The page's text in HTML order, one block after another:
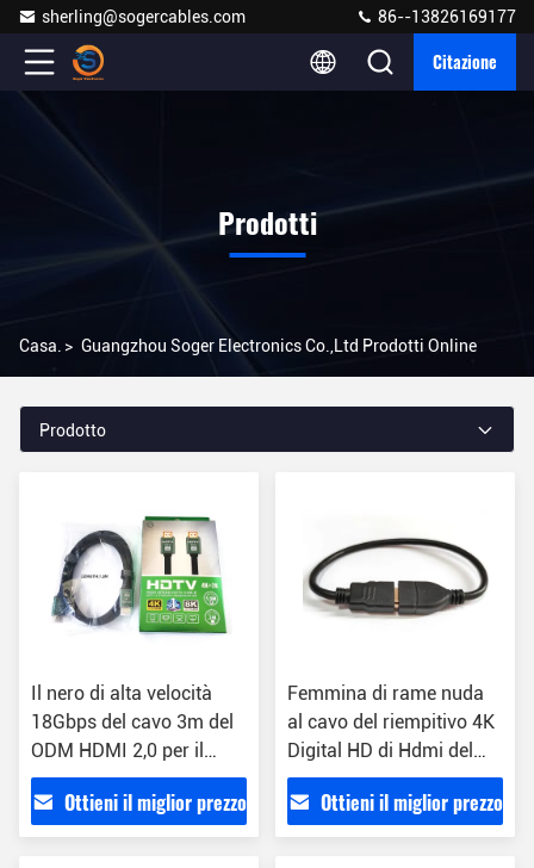
sherling@sogercables.com 86--13826169177
Citazione
Prodotti
Casa. > Guangzhou Soger Electronics Co.,Ltd Prodotti Online
Prodotto
Il nero di alta velocità
18Gbps del cavo 3m del
ODM HDMI 2,0 per il
lettore DVD
Ottieni il miglior prezzo
Femmina di rame nuda
al cavo del riempitivo 4K
Digital HD di Hdmi del
maschio
Ottieni il miglior prezzo